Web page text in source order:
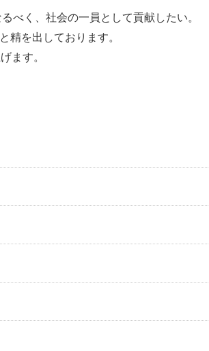
べく、社会の一員として貢献したい。
精を出しております。
ます。